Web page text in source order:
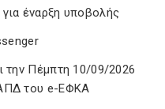
έναρξη υποβολής
την Πέμπτη 10/09/2026
του e-ΕΦΚΑ